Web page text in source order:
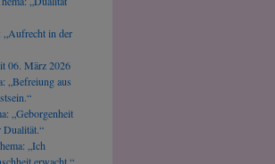
„Aufrecht in der
06. März 2026
„Befreiung aus
„Geborgenheit
Dualität.“
„Ich